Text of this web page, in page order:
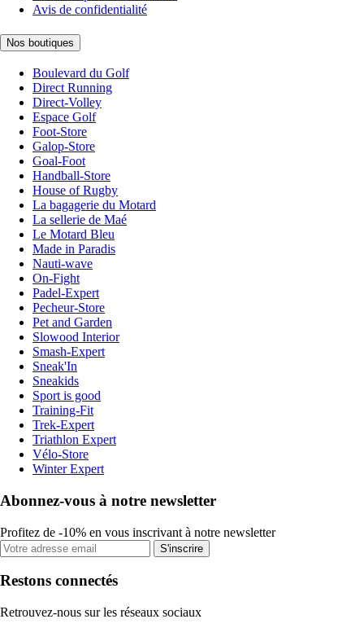
Avis de confidentialité
Nos boutiques
Boulevard du Golf
Direct Running
Direct-Volley
Espace Golf
Foot-Store
Galop-Store
Goal-Foot
Handball-Store
House of Rugby
La bagagerie du Motard
La sellerie de Maé
Le Motard Bleu
Made in Paradis
Nauti-wave
On-Fight
Padel-Expert
Pecheur-Store
Pet and Garden
Slowood Interior
Smash-Expert
Sneak'In
Sneakids
Sport is good
Training-Fit
Trek-Expert
Triathlon Expert
Vélo-Store
Winter Expert
Abonnez-vous à notre newsletter
Profitez de -10% en vous inscrivant à notre newsletter
S'inscrire
Restons connectés
Retrouvez-nous sur les réseaux sociaux